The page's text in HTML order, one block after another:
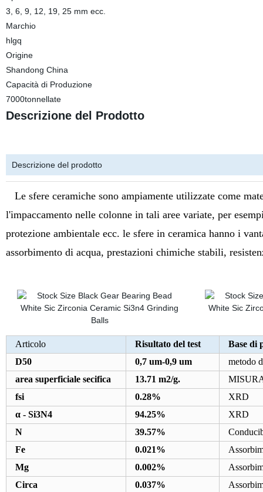
3, 6, 9, 12, 19, 25 mm ecc.
Marchio
hlgq
Origine
Shandong China
Capacità di Produzione
7000tonnellate
Descrizione del Prodotto
Descrizione del prodotto
Le sfere ceramiche sono ampiamente utilizzate come
l'impaccamento nelle colonne in tali aree variate, per
protezione ambientale ecc. le sfere in ceramica hanno i
assorbimento di acqua, prestazioni chimiche stabili,
Articolo Risultato del test
Base di
D50
0,7 um-0,9 um
metodo
area superficiale secifica
13.71 m2/g.
fsi
0.28%
XRD
α - Si3N4
94.25%
XRD
N
39.57%
Fe
0.021%
Mg
0.002%
Circa
0.037%